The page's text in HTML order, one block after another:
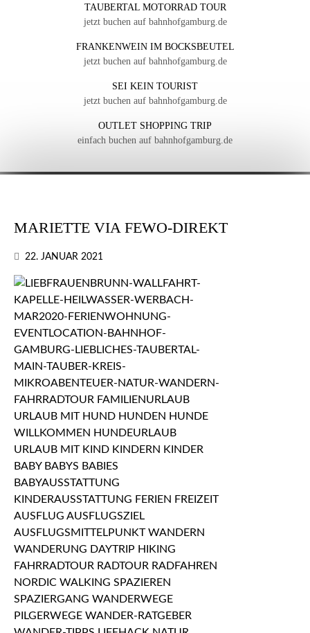
TAUBERTAL MOTORRAD TOUR
jetzt buchen auf bahnhofgamburg.de
FRANKENWEIN IM BOCKSBEUTEL
jetzt buchen auf bahnhofgamburg.de
SEI KEIN TOURIST
jetzt buchen auf bahnhofgamburg.de
OUTLET SHOPPING TRIP
einfach buchen auf bahnhofgamburg.de
MARIETTE VIA FEWO-DIREKT
22. JANUAR 2021